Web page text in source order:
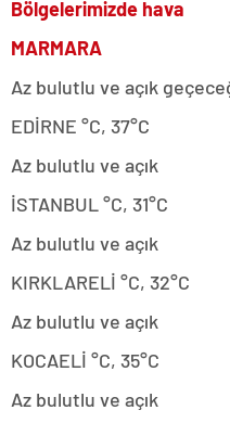
Bölgelerimizde hava
MARMARA
Az bulutlu ve açık
EDİRNE °C, 37°C
Az bulutlu ve açık
İSTANBUL °C, 31°C
Az bulutlu ve açık
KIRKLARELİ °C, 32°C
Az bulutlu ve açık
KOCAELİ °C, 35°C
Az bulutlu ve açık